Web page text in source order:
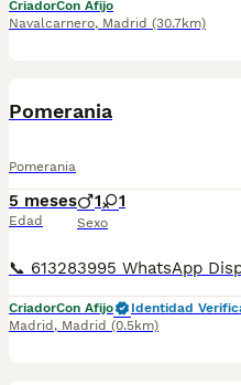
CriadorCon Afijo
Navalcarnero, Madrid (30.7km)
Pomerania
Pomerania
5 meses
Edad
1 1
Sexo
CriadorCon Afijo
Identidad
Madrid , Madrid (0.5km)